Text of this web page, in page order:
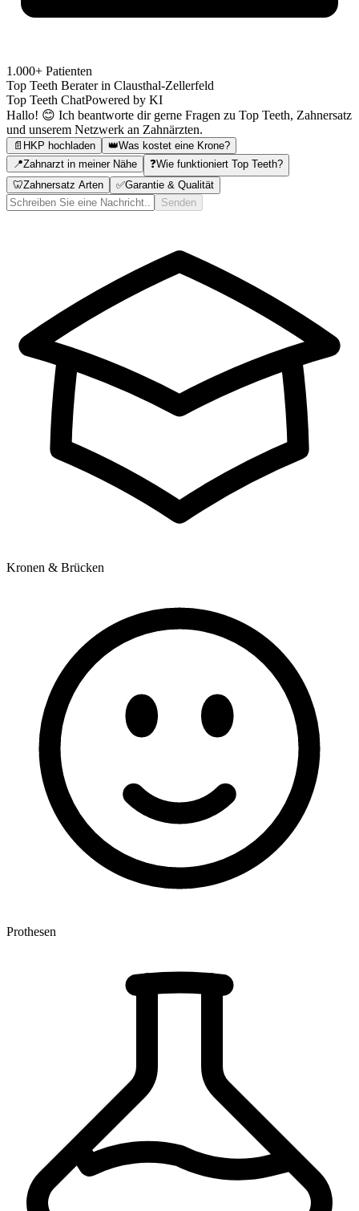
1.000+ Patienten
Top Teeth Berater in Clausthal-Zellerfeld
Top Teeth ChatPowered by KI
Hallo! 😊 Ich beantworte dir gerne Fragen zu Top Teeth, Zahnersatz
und unserem Netzwerk an Zahnärzten.
📄 HKP hochladen 👑Was kostet eine Krone?
📍Zahnarzt in meiner Nähe ❓Wie funktioniert Top Teeth?
🦷Zahnersatz Arten ✅Garantie & Qualität
Senden
Kronen & Brücken
Prothesen